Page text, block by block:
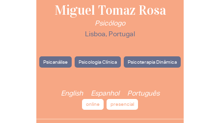
Miguel Tomaz Rosa
Psicólogo
Lisboa, Portugal
Psicanálise Psicologia Clínica Psicoterapia Dinâmica
English Espanhol Português
online presencial